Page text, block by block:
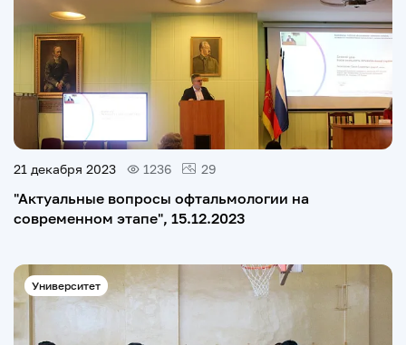
21 декабря 2023 1236 29
"Актуальные вопросы офтальмологии на
современном этапе", 15.12.2023
Университет